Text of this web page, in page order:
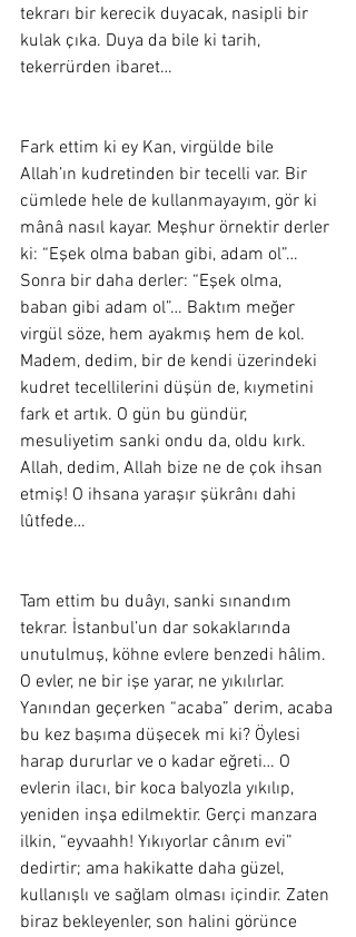
tekrarı bir kerecik duyacak, nasipli bir
kulak çıka. Duya da bile ki tarih,
tekerrürden ibaret…
Fark ettim ki ey Kan, virgülde bile
Allah’ın kudretinden bir tecelli var. Bir
cümlede hele de kullanmayayım, gör ki
mânâ nasıl kayar. Meşhur örnektir derler
ki: “Eşek olma baban gibi, adam ol”…
Sonra bir daha derler: “Eşek olma,
baban gibi adam ol”… Baktım meğer
virgül söze, hem ayakmış hem de kol.
Madem, dedim, bir de kendi üzerindeki
kudret tecellilerini düşün de, kıymetini
fark et artık. O gün bu gündür,
mesuliyetim sanki ondu da, oldu kırk.
Allah, dedim, Allah bize ne de çok ihsan
etmiş! O ihsana yaraşır şükrânı dahi
lûtfede…
Tam ettim bu duâyı, sanki sınandım
tekrar. İstanbul’un dar sokaklarında
unutulmuş, köhne evlere benzedi hâlim.
O evler, ne bir işe yarar, ne yıkılırlar.
Yanından geçerken “acaba” derim, acaba
bu kez başıma düşecek mi ki? Öylesi
harap dururlar ve o kadar eğreti… O
evlerin ilacı, bir koca balyozla yıkılıp,
yeniden inşa edilmektir. Gerçi manzara
ilkin, “eyvaahh! Yıkıyorlar cânım evi”
dedirtir; ama hakikatte daha güzel,
kullanışlı ve sağlam olması içindir. Zaten
biraz bekleyenler, son halini görünce